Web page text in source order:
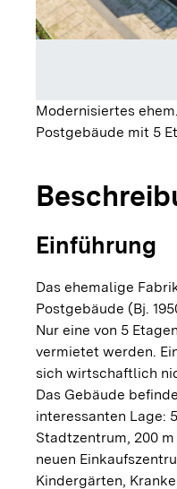
Modernisiertes
Postgebäude mit 5
Einführung
Das ehemalige
Postgebäude (Bj.
Nur eine von 5
vermietet werden.
sich wirtschaftlich
Das Gebäude
interessanten Lage:
Stadtzentrum, 200 m
neuen
Kindergärten,